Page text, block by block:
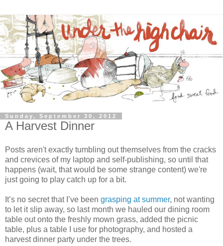
Sunday, September 30, 2012
A Harvest Dinner
Posts aren't exactly tumbling out themselves from the cracks
and crevices of my laptop and self-publishing, so until that
happens (wait, that would be some strange content) we're
just going to play catch up for a bit.
It’s no secret that I’ve been grasping at summer, not wanting
to let it slip away, so last month we hauled our dining room
table out onto the freshly mown grass, added the picnic
table, plus a table I use for photography, and hosted a
harvest dinner party under the trees.